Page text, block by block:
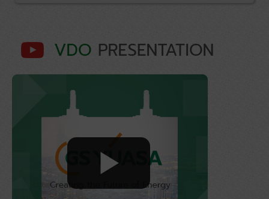
นักเรียน กรรมการสถานศึกษา ร่วมรับมอบ